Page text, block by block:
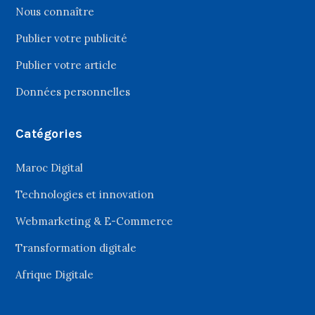
Nous connaître
Publier votre publicité
Publier votre article
Données personnelles
Catégories
Maroc Digital
Technologies et innovation
Webmarketing & E-Commerce
Transformation digitale
Afrique Digitale